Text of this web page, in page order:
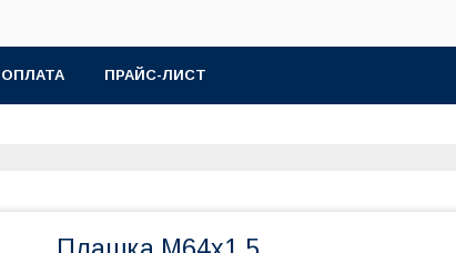
ПРАЙС-ЛИСТ